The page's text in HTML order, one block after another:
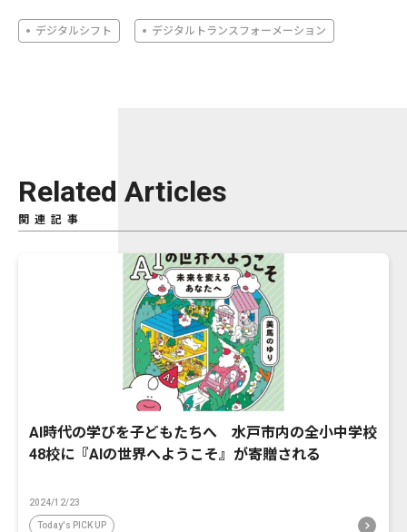
デジタルシフト デジタルトランスフォーメーション
Related Articles
関連記事
AI時代の学びを子どもたちへ 水戸市内の全小中学校
48校に『AIの世界へようこそ』が寄贈される
2024/12/23
Today's PICK UP